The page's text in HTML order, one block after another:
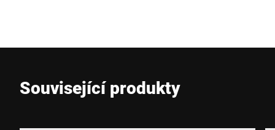
E-mail *
Související produkty